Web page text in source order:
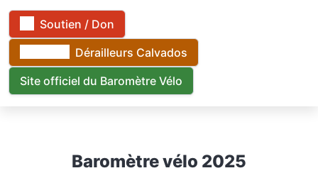
Soutien / Don
Dérailleurs Calvados
Site officiel du Baromètre Vélo
Baromètre vélo 2025